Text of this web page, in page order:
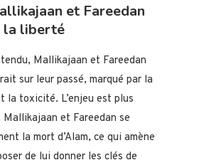
et Fareedan
la liberté
Mallikajaan et Fareedan
sur leur passé, marqué par la
la toxicité. L’enjeu est plus
et Fareedan se
la mort d’Alam, ce qui amène
de lui donner les clés de